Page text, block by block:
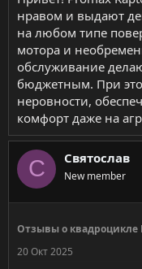
нравом и выдают
на любом типе
мотора и
обслуживание
бюджетным. При
неровности,
комфорт даже на
С Святослав
New member
Отзывы о квадроцикле
20 Окт 2025